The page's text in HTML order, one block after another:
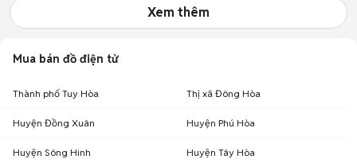
Xem thêm
Mua bán đồ điện tử
Thành phố Tuy Hòa Thị xã Đông Hòa
Huyện Đồng Xuân Huyện Phú Hòa
Huyện Sông Hinh Huyện Tây Hòa